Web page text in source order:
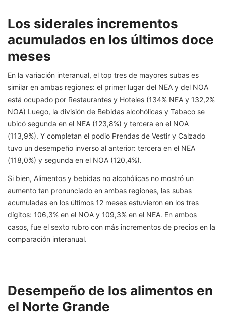
Los siderales incrementos
acumulados en los últimos doce
meses
En la variación interanual, el top tres de mayores subas es
similar en ambas regiones: el primer lugar del NEA y del NOA
está ocupado por Restaurantes y Hoteles (134% NEA y 132,2%
NOA) Luego, la división de Bebidas alcohólicas y Tabaco se
ubicó segunda en el NEA (123,8%) y tercera en el NOA
(113,9%). Y completan el podio Prendas de Vestir y Calzado
tuvo un desempeño inverso al anterior: tercera en el NEA
(118,0%) y segunda en el NOA (120,4%).
Si bien, Alimentos y bebidas no alcohólicas no mostró un
aumento tan pronunciado en ambas regiones, las subas
acumuladas en los últimos 12 meses estuvieron en los tres
dígitos: 106,3% en el NOA y 109,3% en el NEA. En ambos
casos, fue el sexto rubro con más incrementos de precios en la
comparación interanual.
Desempeño de los alimentos en
el Norte Grande